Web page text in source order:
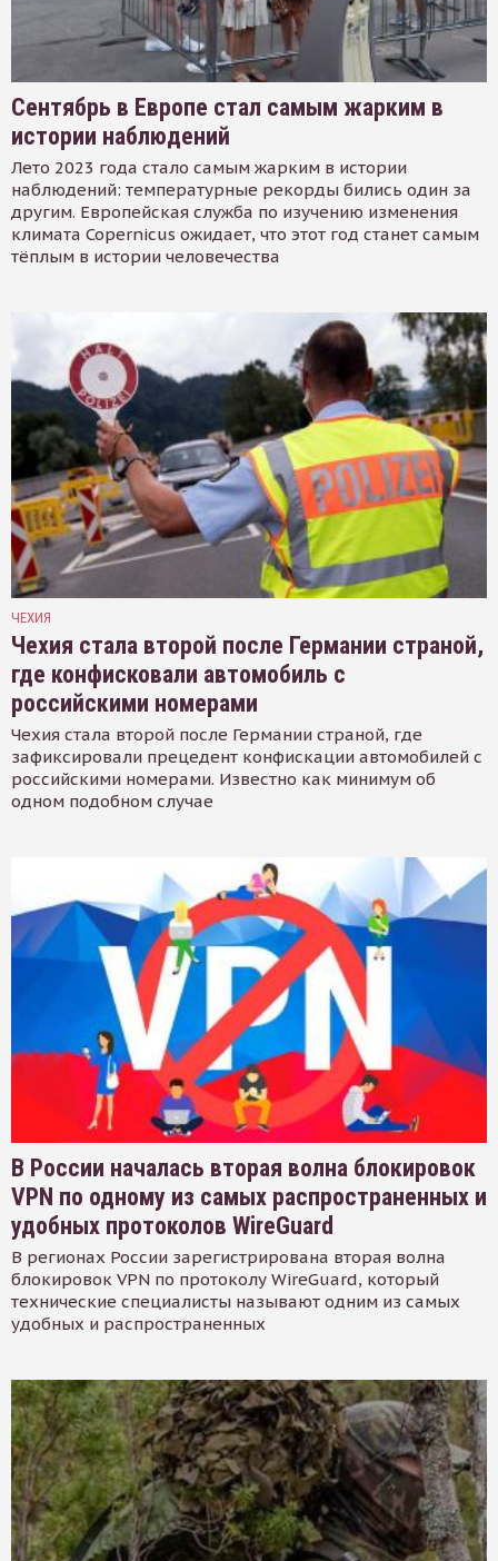
Сентябрь в Европе стал самым жарким в
истории наблюдений
Лето 2023 года стало самым жарким в истории
наблюдений: температурные рекорды бились один за
другим. Европейская служба по изучению изменения
климата Copernicus ожидает, что этот год станет самым
тёплым в истории человечества
ЧЕХИЯ
Чехия стала второй после Германии страной,
где конфисковали автомобиль с
российскими номерами
Чехия стала второй после Германии страной, где
зафиксировали прецедент конфискации автомобилей с
российскими номерами. Известно как минимум об
одном подобном случае
В России началась вторая волна блокировок
VPN по одному из самых распространенных и
удобных протоколов WireGuard
В регионах России зарегистрирована вторая волна
блокировок VPN по протоколу WireGuard, который
технические специалисты называют одним из самых
удобных и распространенных